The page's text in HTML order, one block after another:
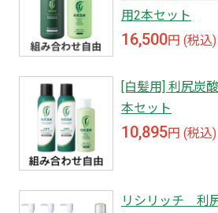
用2本セット
16,500円 (税込)
[白髪用] 利尻炭
本セット
10,895円 (税込)
リシリッチ 利